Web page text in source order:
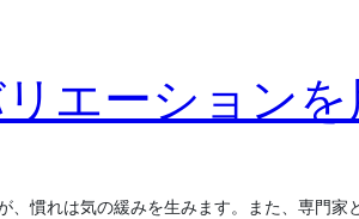
エーションを
、慣れは気の緩みを生みます。また、専門家